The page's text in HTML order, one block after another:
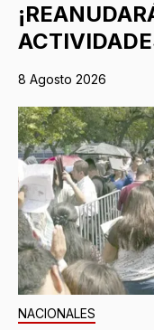
8 Agosto 2026
NACIONALES